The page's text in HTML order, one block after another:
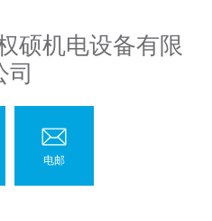
硕机电设备有限
司